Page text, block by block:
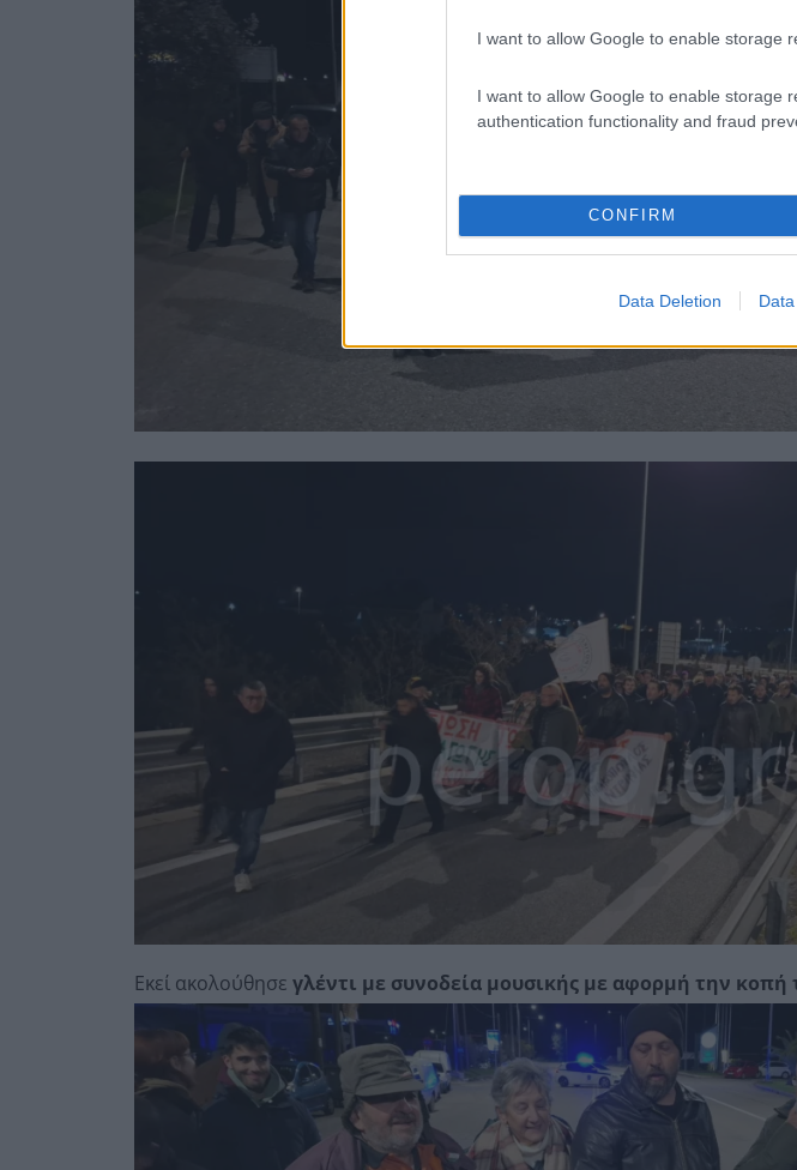
I want to allow Google to enable storage
I want to allow Google to enable storage
authentication functionality and fraud
CONFIRM
Data Deletion
Εκεί ακολούθησεγλέντι με συνοδεία μουσικής με αφορμή την κοπή